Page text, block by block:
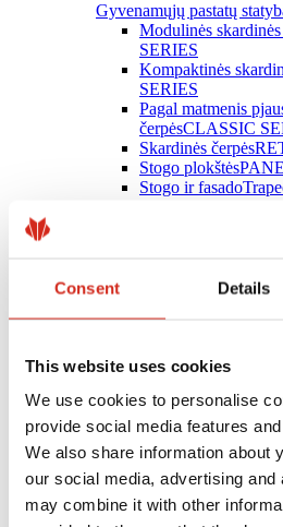
Consent Details
This website uses cookies
We use cookies to personalise
provide social media features
We also share information about
our social media, advertising
may combine it with other
Gyvenamųjų pastatų
Modulinės skardinės
SERIES
Kompaktinės
SERIES
Pagal matmenis
čerpėsCLASSIC
Skardinės čerpės
Stogo plokštės
Stogo ir fasado